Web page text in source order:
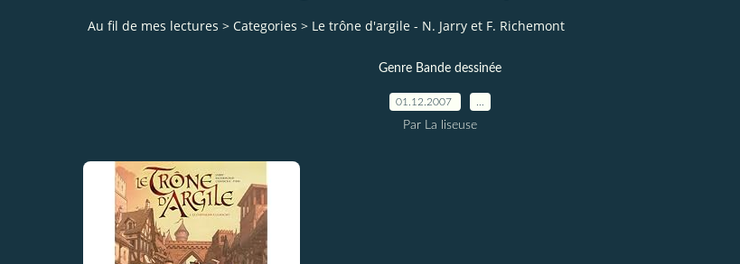
Au fil de mes lectures > Categories > Le trône d'argile - N. Jarry et F. Richemont
Genre Bande dessinée
01.12.2007
Par La liseuse